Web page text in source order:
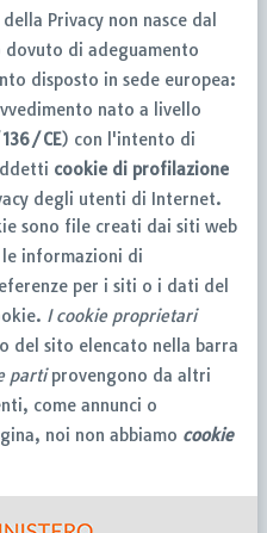
Privacy non nasce dal
di adeguamento
disposto in sede europea:
nato a livello
CE) con l'intento di
cookie di profilazione
degli utenti di Internet.
sono file creati dai siti web
informazioni di
per i siti o i dati del
I cookie proprietari
del sito elencato nella barra
partiprovengono da altri
come annunci o
noi non abbiamo cookie